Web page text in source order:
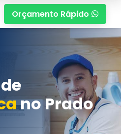
Orçamento Rápido 
no Prado